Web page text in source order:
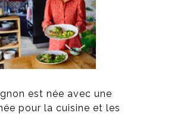
est née avec une
pour la cuisine et les